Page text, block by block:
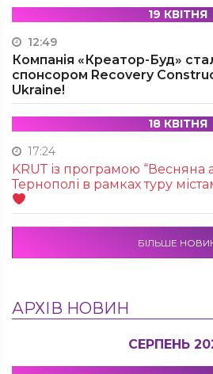
19 КВІТНЯ
12:49
Компанія «Креатор-Буд»
спонсором Recovery
Ukraine!
18 КВІТНЯ
17:24
KRUТ із програмою “Весняна
Тернополі в рамках туру
БІЛЬШЕ
АРХІВ НОВИН
СЕРПЕНЬ